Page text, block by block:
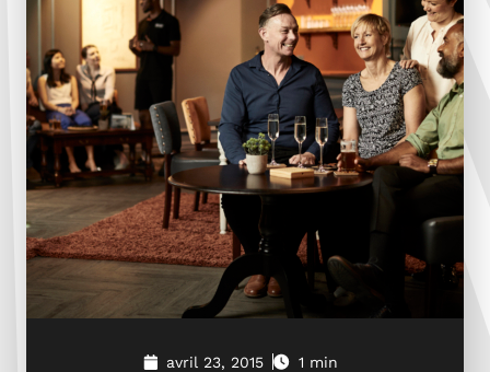
avril 23, 2015 1 min